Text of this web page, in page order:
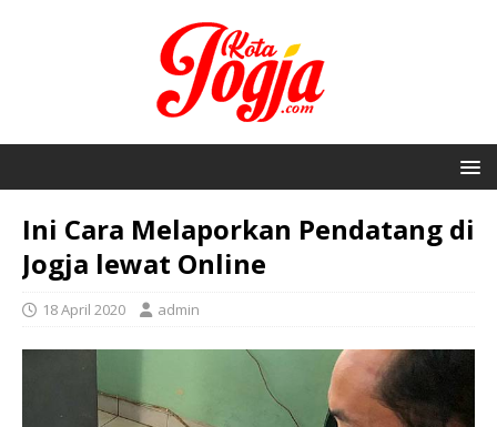
Ini Cara Melaporkan Pendatang di
Jogja lewat Online
18 April 2020 admin